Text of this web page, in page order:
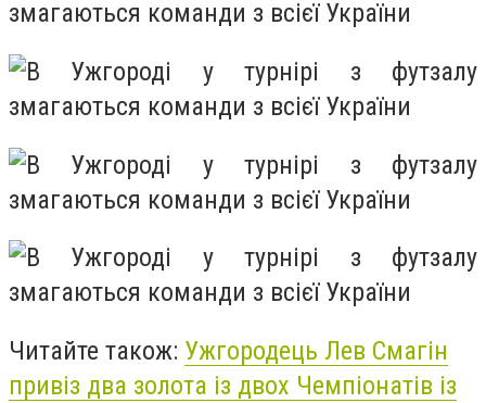
Читайте також: Ужгородець Лев Смагін
привіз два золота із двох Чемпіонатів із